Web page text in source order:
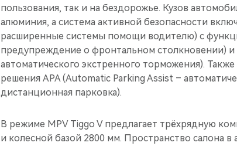
пользования, так и на бездорожье. Кузов
алюминия, а система активной безопасности
расширенные системы помощи водителю) с
предупреждение о фронтальном столкновении) и
автоматического экстренного торможения).
решения APA (Automatic Parking Assist –
дистанционная парковка).
В режиме MPV Tiggo V предлагает трёхрядную
и колесной базой 2800 мм. Пространство салона в